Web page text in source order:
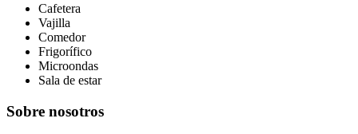
Cafetera
Vajilla
Comedor
Frigorífico
Microondas
Sala de estar
Sobre nosotros